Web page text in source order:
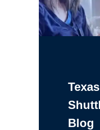
Texas
Blog